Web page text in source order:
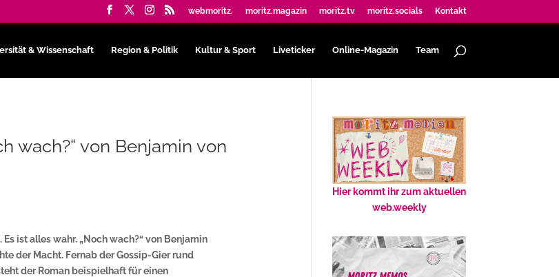
webmoritz. moritz.magazin moritz.tv moritz.socials Kontakt
& Wissenschaft Region & Politik Kultur & Sport Liveticker Online-Magazin Team
wach?“ von Benjamin von
ist alles wahr. „Noch wach?“ von Benjamin
der Macht. Fernab der Gossip-Gier rund
der Roman beispielhaft für einen
Hier kommt ihr zum aktuellen
web.weekly